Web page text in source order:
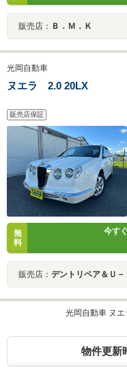
販売店： Ｂ．Ｍ．Ｋ
光岡自動車
ヌエラ 2.0 20LX
販売店保証
無
料
今す
販売店： デントリペア＆Ｕ
光岡自動車 ヌ
物件更新